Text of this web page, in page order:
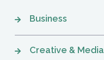
Business
Creative & Media